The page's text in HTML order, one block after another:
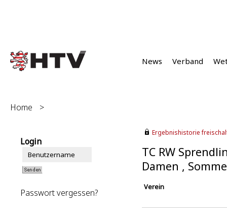
News Verband
Home >
Login
Passwort vergessen?
Ergebnishistorie
TC RW
Damen ,
Verein